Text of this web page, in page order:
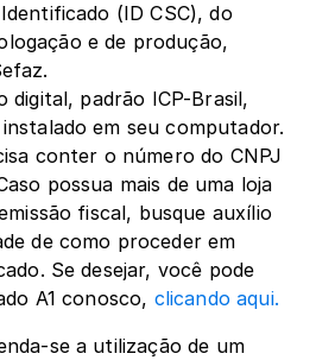
(ID CSC), do
e de produção,
digital, padrão ICP-Brasil,
em seu computador.
conter o número do CNPJ
possua mais de uma loja
fiscal, busque auxílio
de como proceder em
Se desejar, você pode
A1 conosco, clicando aqui.
se a utilização de um